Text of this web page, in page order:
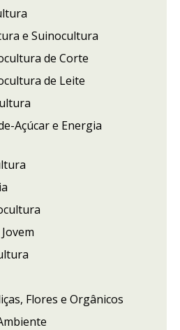
e Suinocultura
de Corte
de Leite
Açúcar e Energia
Flores e Orgânicos